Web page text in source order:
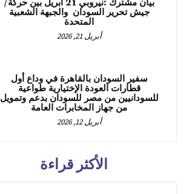
بيان مشترك :نيروبي 21 أبريل بين حركة/
جيش تحرير السودان والجبهة الشعبية
المتحدة
أبريل 21, 2026
سفير السودان بالقاهرة في وداع أول
قطارات العودة الإختيارية طواعية
للسودانيين من مصر للسودان بدعم وتمويل
من جهاز المخابرات العامة
أبريل 12, 2026
الأكثر قراءة